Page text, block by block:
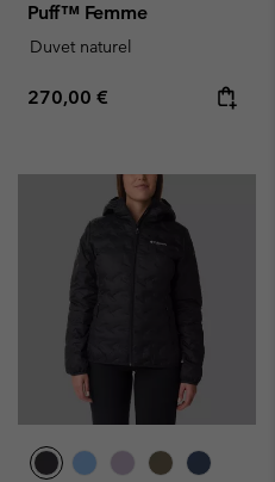
Puff™ Femme
Duvet naturel
Regular price:
270,00 €